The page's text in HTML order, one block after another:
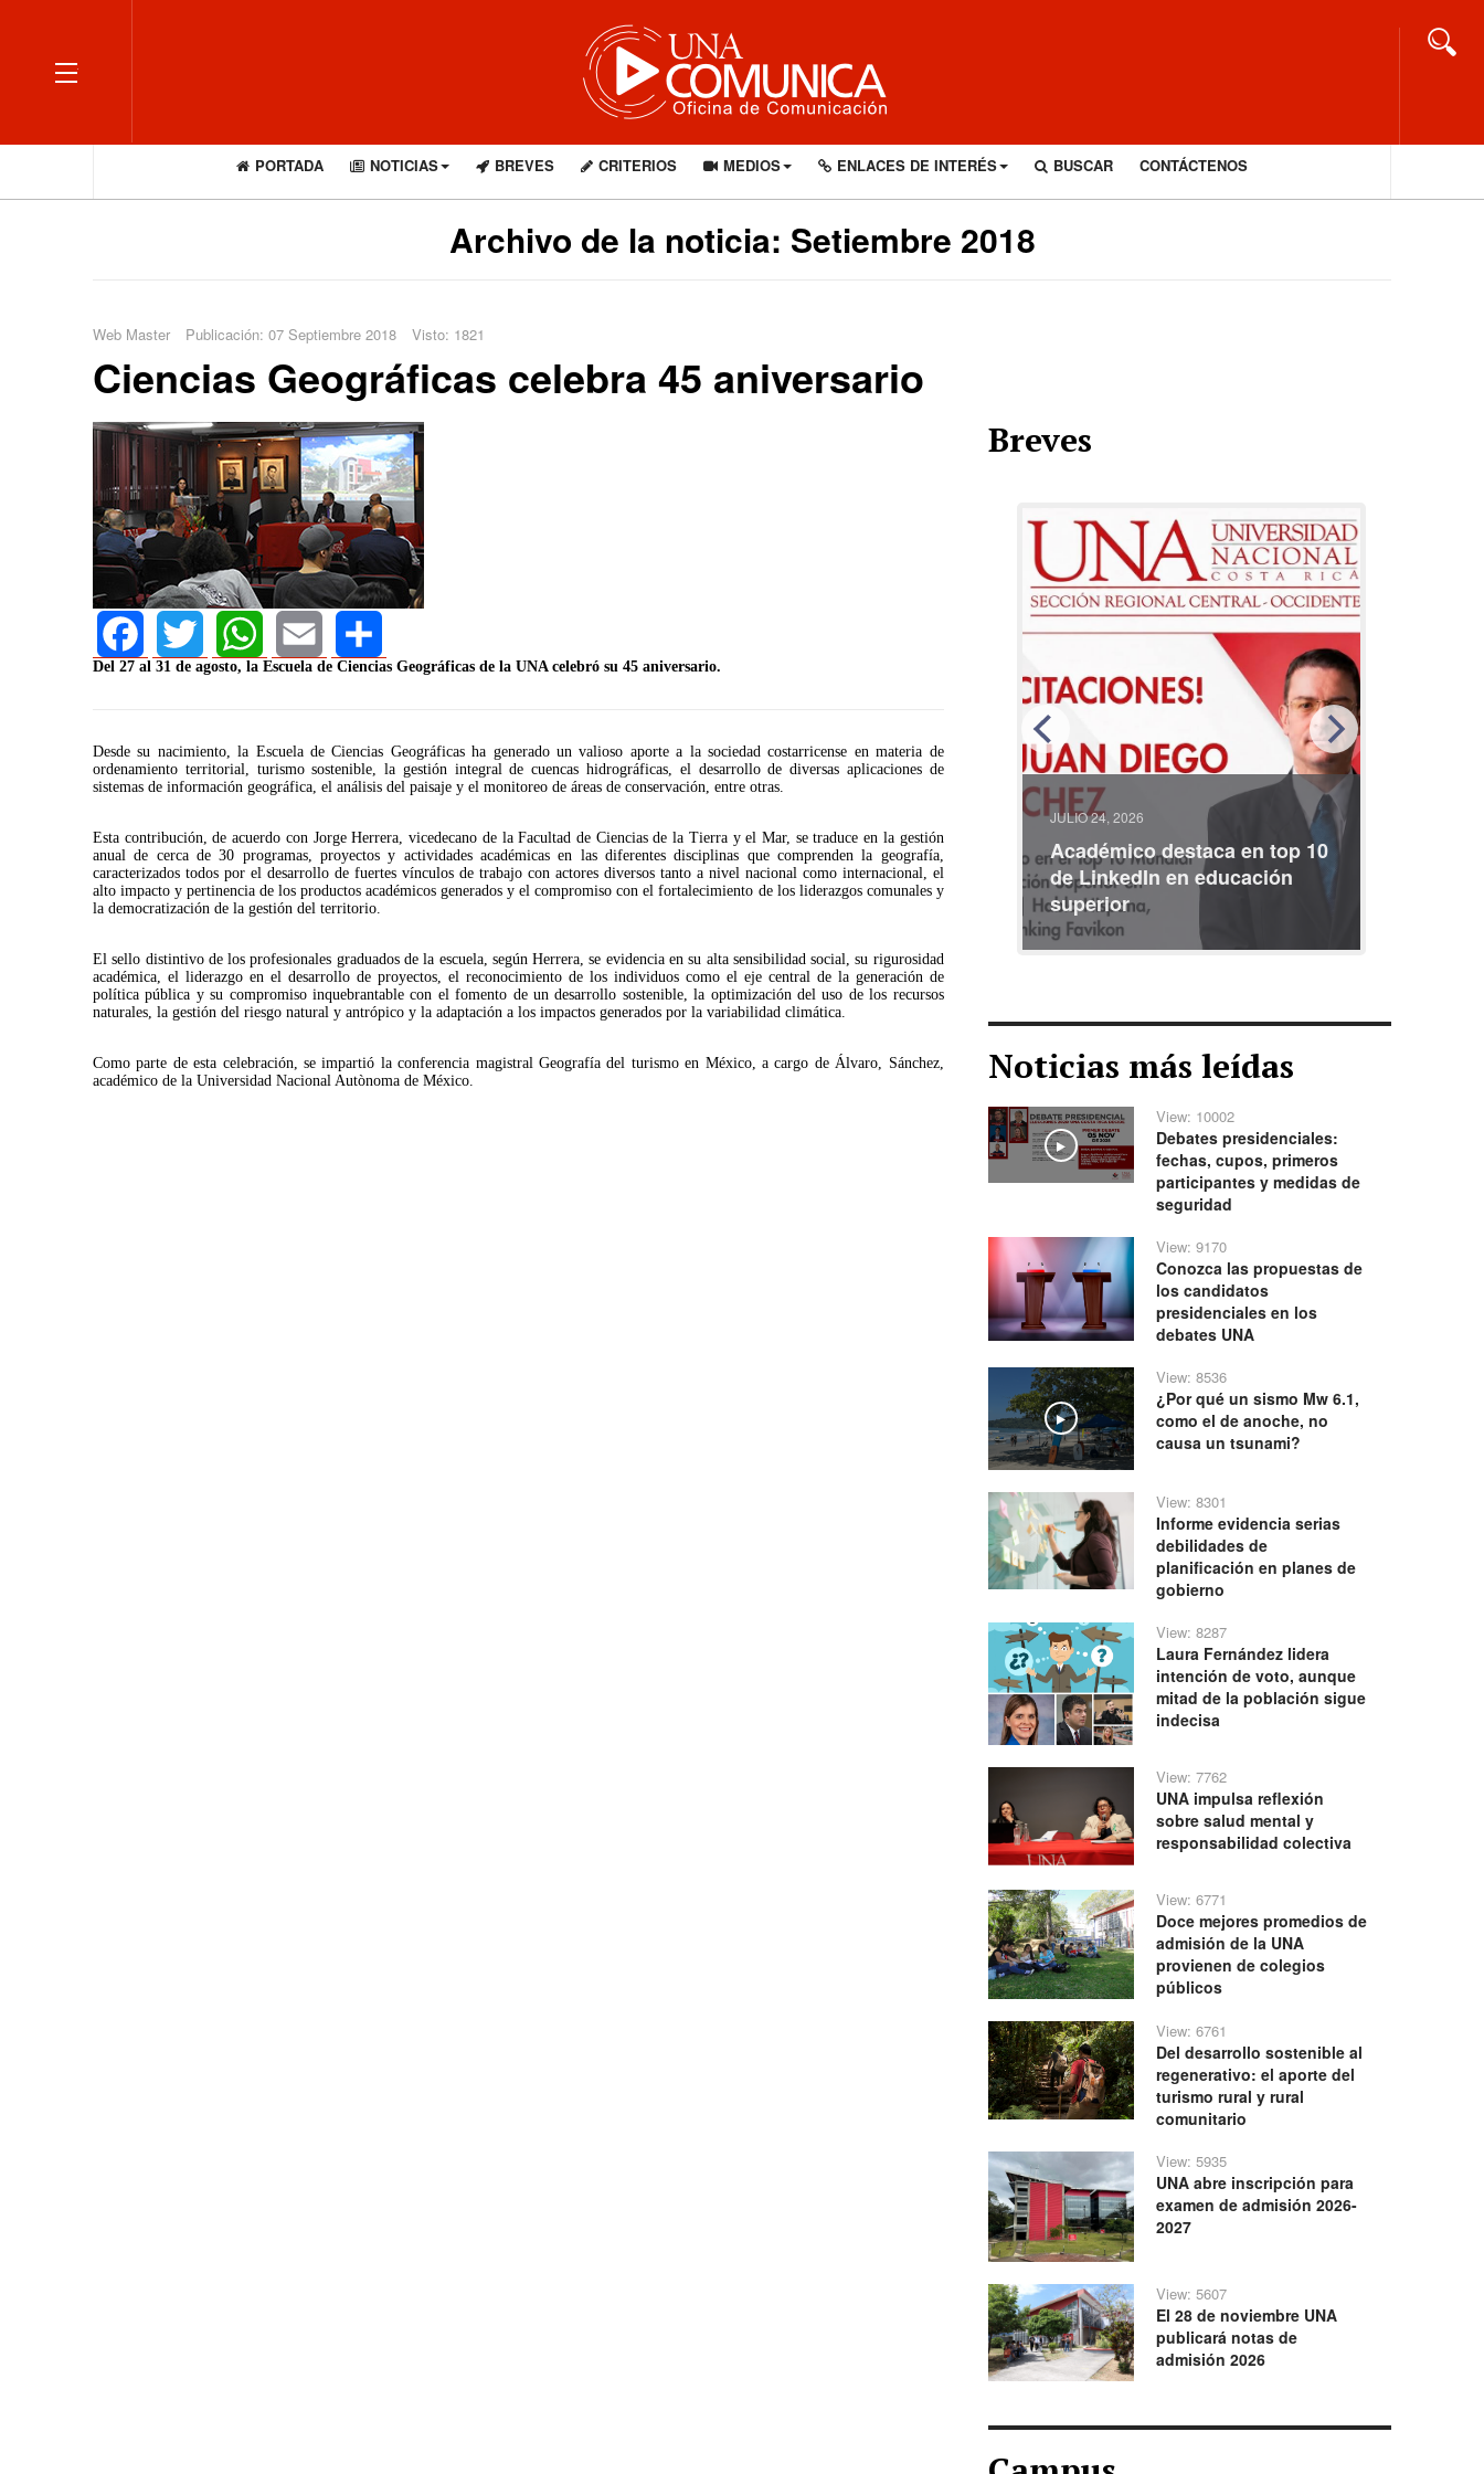
OFF CANVAS
PORTADA NOTICIAS BREVES CRITERIOS MEDIOS ENLACES DE INTERÉS BUSCAR CONTÁCTENOS
Archivo de la noticia: Setiembre 2018
Web Master Publicación: 07 Septiembre 2018 Visto: 1821
Ciencias Geográficas celebra 45 aniversario
FacebookTwitter WhatsAppEmail Share
Del 27 al 31 de agosto, la Escuela de Ciencias Geográficas de la UNA celebró su 45 aniversario.
Desde su nacimiento, la Escuela de Ciencias Geográficas ha generado un valioso aporte a la sociedad costarricense en materia de
ordenamiento territorial, turismo sostenible, la gestión integral de cuencas hidrográficas, el desarrollo de diversas aplicaciones de
sistemas de información geográfica, el análisis del paisaje y el monitoreo de áreas de conservación, entre otras.
Esta contribución, de acuerdo con Jorge Herrera, vicedecano de la Facultad de Ciencias de la Tierra y el Mar, se traduce en la gestión
anual de cerca de 30 programas, proyectos y actividades académicas en las diferentes disciplinas que comprenden la geografía,
caracterizados todos por el desarrollo de fuertes vínculos de trabajo con actores diversos tanto a nivel nacional como internacional, el
alto impacto y pertinencia de los productos académicos generados y el compromiso con el fortalecimiento de los liderazgos comunales y
la democratización de la gestión del territorio.
El sello distintivo de los profesionales graduados de la escuela, según Herrera, se evidencia en su alta sensibilidad social, su rigurosidad
académica, el liderazgo en el desarrollo de proyectos, el reconocimiento de los individuos como el eje central de la generación de
política pública y su compromiso inquebrantable con el fomento de un desarrollo sostenible, la optimización del uso de los recursos
naturales, la gestión del riesgo natural y antrópico y la adaptación a los impactos generados por la variabilidad climática.
Como parte de esta celebración, se impartió la conferencia magistral Geografía del turismo en México, a cargo de Álvaro, Sánchez,
académico de la Universidad Nacional Autònoma de México.
Breves
AGOSTO 05, 2026
Consejo Universitario llama a
Rechazo al reparto desigual
de ganancias es mayor
cuando hubo esfuerzo
JULIO 24, 2026
Académico destaca en top 10
de LinkedIn en educación
superior
Noticias más leídas
Play
View: 10002
Debates presidenciales:
fechas, cupos, primeros
participantes y medidas de
seguridad
View: 9170
Conozca las propuestas de
los candidatos
presidenciales en los
debates UNA
Play
View: 8536
¿Por qué un sismo Mw 6.1,
como el de anoche, no
causa un tsunami?
View: 8301
Informe evidencia serias
debilidades de
planificación en planes de
gobierno
View: 8287
Laura Fernández lidera
intención de voto, aunque
mitad de la población sigue
indecisa
View: 7762
UNA impulsa reflexión
sobre salud mental y
responsabilidad colectiva
View: 6771
Doce mejores promedios de
admisión de la UNA
provienen de colegios
públicos
View: 6761
Del desarrollo sostenible al
regenerativo: el aporte del
turismo rural y rural
comunitario
View: 5935
UNA abre inscripción para
examen de admisión 2026-
2027
View: 5607
El 28 de noviembre UNA
publicará notas de
admisión 2026